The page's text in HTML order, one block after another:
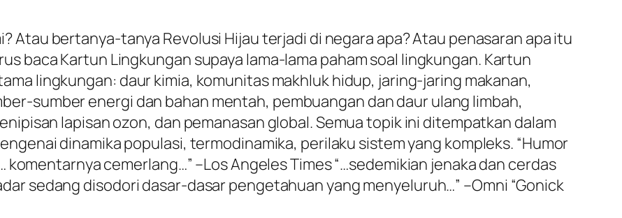
Atau bertanya-tanya Revolusi Hijau terjadi di negara apa? Atau penasaran apa itu
baca Kartun Lingkungan supaya lama-lama paham soal lingkungan. Kartun
lingkungan: daur kimia, komunitas makhluk hidup, jaring-jaring makanan,
sumber energi dan bahan mentah, pembuangan dan daur ulang limbah,
lapisan ozon, dan pemanasan global. Semua topik ini ditempatkan dalam
dinamika populasi, termodinamika, perilaku sistem yang kompleks. “Humor
cemerlang…” –Los Angeles Times “…sedemikian jenaka dan cerdas
sedang disodori dasar-dasar pengetahuan yang menyeluruh…” –Omni “Gonick